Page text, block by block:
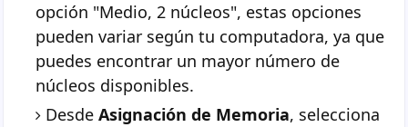
opción "Medio, 2 núcleos", estas opciones
pueden variar según tu computadora, ya que
puedes encontrar un mayor número de
núcleos disponibles.
Desde Asignación de Memoria, selecciona